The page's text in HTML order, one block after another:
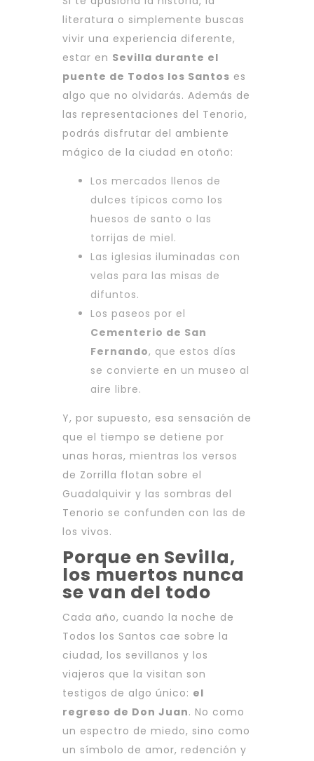
literatura o simplemente buscas
vivir una experiencia diferente,
estar en Sevilla durante el
puente de Todos los Santos es
algo que no olvidarás. Además de
las representaciones del Tenorio,
podrás disfrutar del ambiente
mágico de la ciudad en otoño:
Los mercados llenos de
dulces típicos como los
huesos de santo o las
torrijas de miel.
Las iglesias iluminadas con
velas para las misas de
difuntos.
Los paseos por el
Cementerio de San
Fernando, que estos días
se convierte en un museo al
aire libre.
Y, por supuesto, esa sensación de
que el tiempo se detiene por
unas horas, mientras los versos
de Zorrilla flotan sobre el
Guadalquivir y las sombras del
Tenorio se confunden con las de
los vivos.
Porque en Sevilla,
los muertos nunca
se van del todo
Cada año, cuando la noche de
Todos los Santos cae sobre la
ciudad, los sevillanos y los
viajeros que la visitan son
testigos de algo único: el
regreso de Don Juan. No como
un espectro de miedo, sino como
un símbolo de amor, redención y